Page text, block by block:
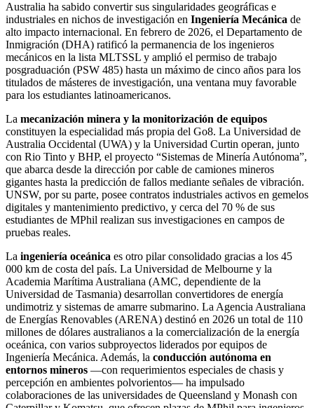
Australia ha sabido convertir sus singularidades geográficas e
industriales en nichos de investigación en Ingeniería Mecánica de
alto impacto internacional. En febrero de 2026, el Departamento de
Inmigración (DHA) ratificó la permanencia de los ingenieros
mecánicos en la lista MLTSSL y amplió el permiso de trabajo
posgraduación (PSW 485) hasta un máximo de cinco años para los
titulados de másteres de investigación, una ventana muy favorable
para los estudiantes latinoamericanos.
La mecanización minera y la monitorización de equipos
constituyen la especialidad más propia del Go8. La Universidad de
Australia Occidental (UWA) y la Universidad Curtin operan, junto
con Rio Tinto y BHP, el proyecto “Sistemas de Minería Autónoma”,
que abarca desde la dirección por cable de camiones mineros
gigantes hasta la predicción de fallos mediante señales de vibración.
UNSW, por su parte, posee contratos industriales activos en gemelos
digitales y mantenimiento predictivo, y cerca del 70 % de sus
estudiantes de MPhil realizan sus investigaciones en campos de
pruebas reales.
La ingeniería oceánica es otro pilar consolidado gracias a los 45
000 km de costa del país. La Universidad de Melbourne y la
Academia Marítima Australiana (AMC, dependiente de la
Universidad de Tasmania) desarrollan convertidores de energía
undimotriz y sistemas de amarre submarino. La Agencia Australiana
de Energías Renovables (ARENA) destinó en 2026 un total de 110
millones de dólares australianos a la comercialización de la energía
oceánica, con varios subproyectos liderados por equipos de
Ingeniería Mecánica. Además, la conducción autónoma en
entornos mineros —con requerimientos especiales de chasis y
percepción en ambientes polvorientos— ha impulsado
colaboraciones de las universidades de Queensland y Monash con